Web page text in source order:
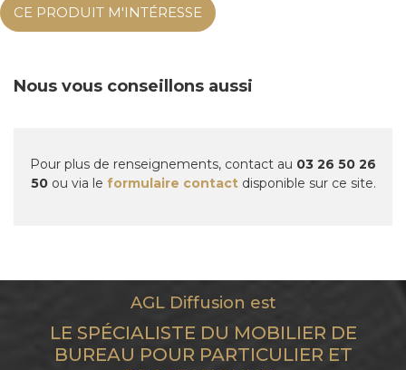
CE PRODUIT M'INTÉRESSE
Nous vous conseillons aussi
Pour plus de renseignements, contact au 03 26 50 26
50ou via le formulaire contactdisponible sur ce site.
AGL Diffusion est
LE SPÉCIALISTE DU MOBILIER DE
BUREAU POUR PARTICULIER ET